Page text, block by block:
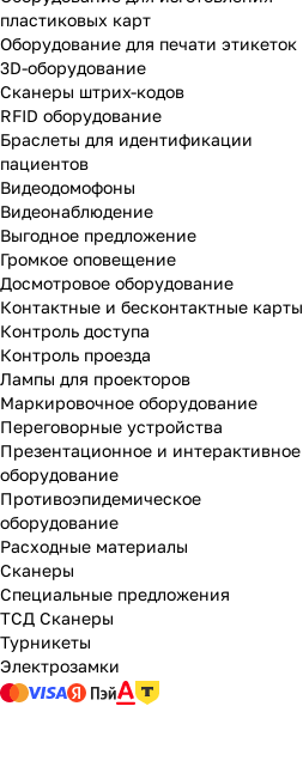
пластиковых карт
Оборудование для печати этикеток
3D-оборудование
Cканеры штрих-кодов
RFID оборудование
Браслеты для идентификации
пациентов
Видеодомофоны
Видеонаблюдение
Выгодное предложение
Громкое оповещение
Досмотровое оборудование
Контактные и бесконтактные карты
Контроль доступа
Контроль проезда
Лампы для проекторов
Маркировочное оборудование
Переговорные устройства
Презентационное и интерактивное
оборудование
Противоэпидемическое
оборудование
Расходные материалы
Сканеры
Специальные предложения
ТСД Сканеры
Турникеты
Электрозамки